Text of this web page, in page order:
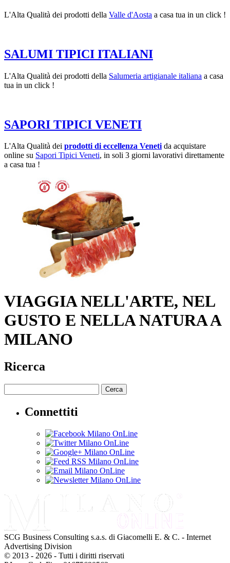
L'Alta Qualità dei prodotti della Valle d'Aosta a casa tua in un click !
SALUMI TIPICI ITALIANI
L'Alta Qualità dei prodotti della Salumeria artigianale italiana a casa
tua in un click !
SAPORI TIPICI VENETI
L'Alta Qualità dei prodotti di eccellenza Venetida acquistare
online su Sapori Tipici Veneti, in soli 3 giorni lavorativi direttamente
a casa tua !
VIAGGIA NELL'ARTE, NEL
GUSTO E NELLA NATURA A
MILANO
Ricerca
Cerca
Connettiti
SCG Business Consulting s.a.s. di Giacomelli E. & C. - Internet
Advertising Division
© 2013 - 2026 - Tutti i diritti riservati